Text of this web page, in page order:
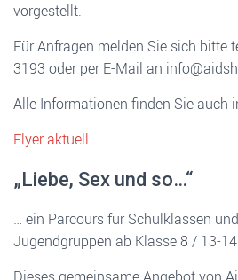
vorgestellt.
Für Anfragen melden Sie sich bitte
3193 oder per E-Mail an
Alle Informationen finden Sie auch
Flyer aktuell
„Liebe, Sex und so…“
… ein Parcours für Schulklassen
Jugendgruppen ab Klasse 8 / 13-